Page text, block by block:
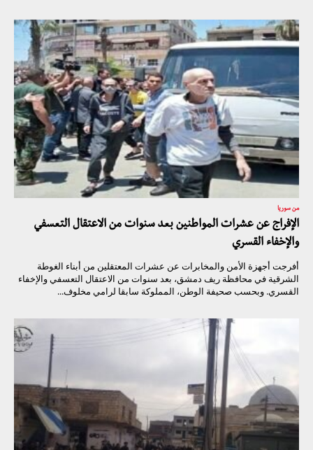
من سوريا
الإفراج عن عشرات المواطنين بعد سنوات من الاعتقال التعسفي
والإخفاء القسري
أفرجت أجهزة الأمن والمخابرات عن عشرات المعتقلين من أبناء الغوطة
الشرقية في محافظة ريف دمشق، بعد سنوات من الاعتقال التعسفي والإخفاء
القسري. وبحسب صحيفة الوطن، المملوكة سابقا لرامي مخلوف...